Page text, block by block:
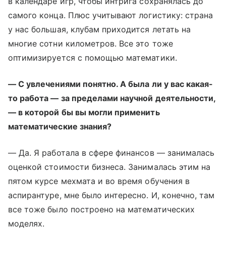
самого конца. Плюс учитывают логистику: страна
у нас большая, клубам приходится летать на
многие сотни километров. Все это тоже
оптимизируется с помощью математики.
— С увлечениями понятно. А была ли у вас какая-
то работа — за пределами научной деятельности,
— в которой бы вы могли применить
математические знания?
— Да. Я работала в сфере финансов — занималась
оценкой стоимости бизнеса. Занималась этим на
пятом курсе мехмата и во время обучения в
аспирантуре, мне было интересно. И, конечно, там
все тоже было построено на математических
моделях.